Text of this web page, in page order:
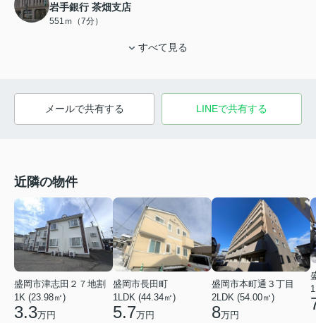
岩手銀行 茶畑支店
551ｍ（7分）
すべて見る
メールで共有する LINEで共有する
近隣の物件
盛岡市津志田２７地割
1K (23.98㎡)
3.3万円
盛岡市長田町
1LDK (44.34㎡)
5.7万円
盛岡市本町通３丁目
2LDK (54.00㎡)
8万円